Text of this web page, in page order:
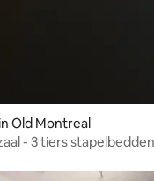
Old Montreal
- 3 tiers